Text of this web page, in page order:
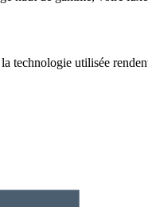
technologie utilisée